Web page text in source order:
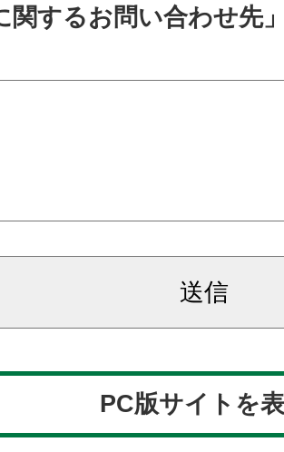
関するお問い合わせ先
PC版サイトを